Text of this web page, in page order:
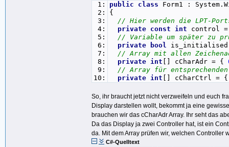
1:
2:
3:
4:
5:
6:
7:
8:
9:
10:
public class Form1 :
{
// Hier werden die LPT-
private const int control
// Variable um später zu
private
bool
// Array mit allen
private int [] cCharAdr = {
// Array für
private int [] cCharCtrl =
So, ihr braucht jetzt nicht verzweifeln und euch
Display darstellen wollt, bekommt ja eine
brauchen wir das cCharAdr Array. Ihr seht das
Da das Display ja zwei Controller hat, ist ein
da. Mit dem Array prüfen wir, welchen Controller
C#-Quelltext